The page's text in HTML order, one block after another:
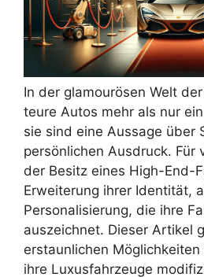
In der glamourösen Welt
teure Autos mehr als nur
sie sind eine Aussage über
persönlichen Ausdruck. Für
der Besitz eines High-End-
Erweiterung ihrer Identität,
Personalisierung, die ihre
auszeichnet. Dieser Artikel
erstaunlichen
ihre Luxusfahrzeuge